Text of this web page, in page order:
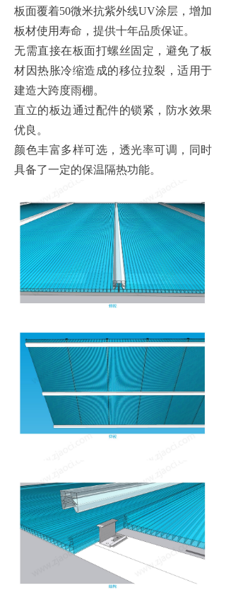
板面覆着50微米抗紫外线UV涂层，增加
板材使用寿命，提供十年品质保证。
无需直接在板面打螺丝固定，避免了板
材因热胀冷缩造成的移位拉裂，适用于
建造大跨度雨棚。
直立的板边通过配件的锁紧，防水效果
优良。
颜色丰富多样可选，透光率可调，同时
具备了一定的保温隔热功能。